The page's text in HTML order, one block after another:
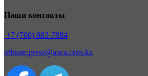
Наши контакты
+7 (708) 983-7884
tribune.press@aaca.com.kz